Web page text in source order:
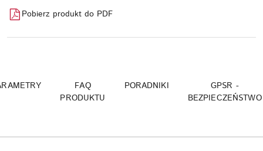
Pobierz produkt do PDF
FAQ
PRODUKTU
PORADNIKI
GPSR -
BEZPIECZEŃSTWO